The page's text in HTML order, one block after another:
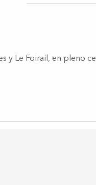
y Le Foirail, en pleno